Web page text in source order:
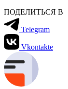
ПОДЕЛИТЬСЯ В
Telegram
Vkontakte